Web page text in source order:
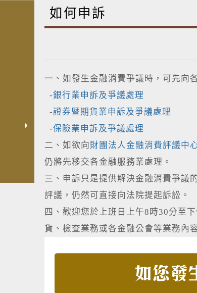
如何申訴
一、如發生金融消費爭議時，可先向
-銀行業申訴及爭議處理
-證券暨期貨業申訴及爭議處理
-保險業申訴及爭議處理
二、如欲向財團法人金融消費評議中
仍將先移交各金融服務業處理。
三、申訴只是提供解決金融消費爭議
評議，仍然可直接向法院提起訴訟。
四、歡迎您於上班日上午8時30分至
貨、檢查業務或各金融公會等業務內